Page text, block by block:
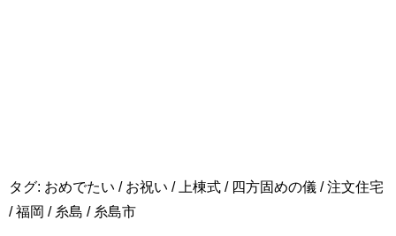
タグ: おめでたい / お祝い / 上棟式 / 四方固めの儀 /注文住宅
/福岡 / 糸島 / 糸島市